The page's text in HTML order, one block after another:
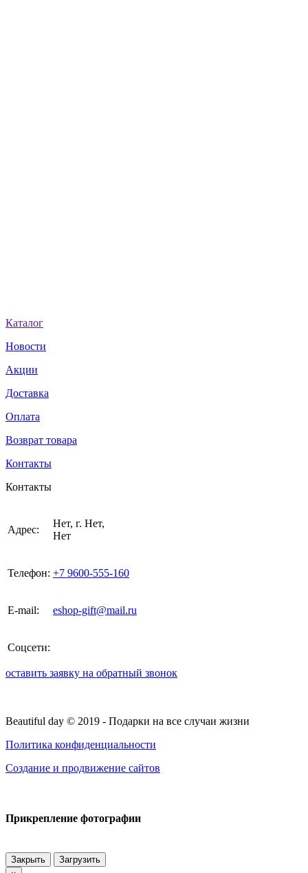
Каталог
Новости
Акции
Доставка
Оплата
Возврат товара
Контакты
Контакты
Адрес:
Нет, г. Нет,
Нет
Телефон: +7 9600-555-160
E-mail: eshop-gift@mail.ru
Соцсети:
оставить заявку на обратный звонок
Beautiful day © 2019 - Подарки на все случаи жизни
Политика конфиденциальности
Создание и продвижение сайтов
Прикрепление фотографии
Закрыть
Загрузить